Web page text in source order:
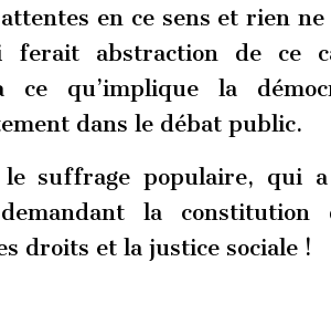
en ce sens et rien ne
ferait abstraction de ce
qu’implique la
dans le débat public.
le suffrage populaire, qui
la constitution
droits et la justice sociale !